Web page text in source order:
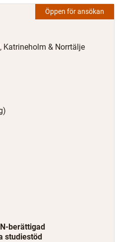
Katrineholm & Norrtälje
Öppen för ansökan
berättigad
studiestöd